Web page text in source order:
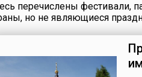
перечислены фестивали,
но не являющиеся